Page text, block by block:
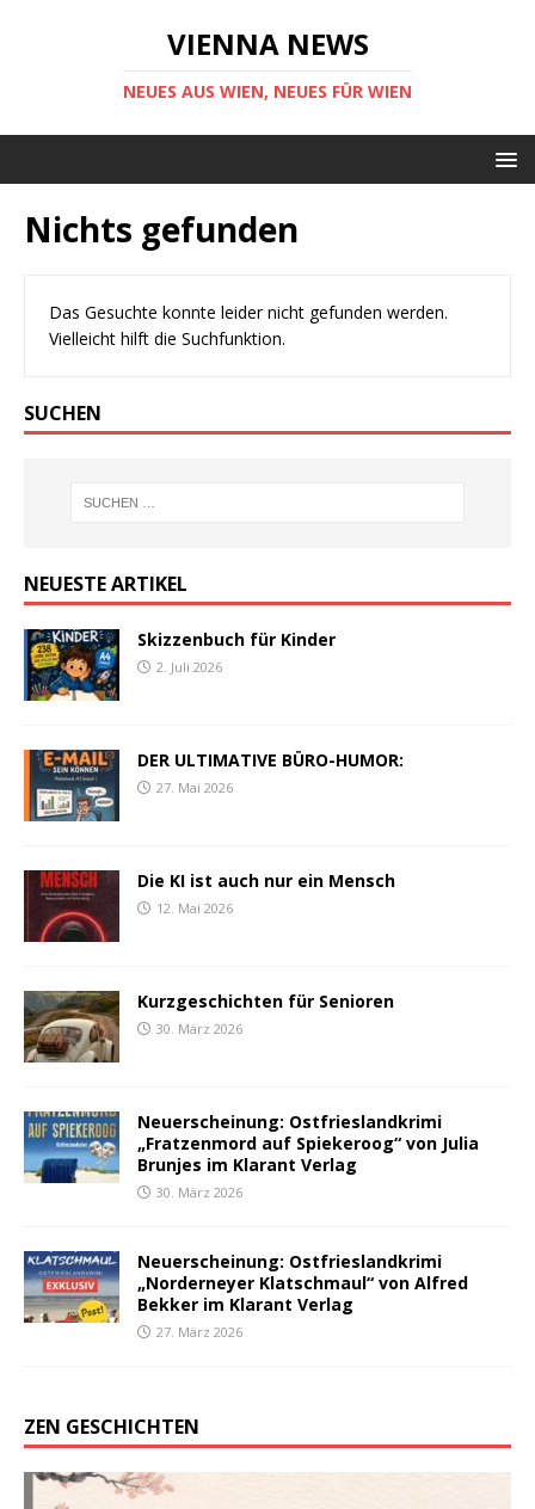
VIENNA NEWS
NEUES AUS WIEN, NEUES FÜR WIEN
Nichts gefunden
Das Gesuchte konnte leider nicht gefunden werden.
Vielleicht hilft die Suchfunktion.
SUCHEN
NEUESTE ARTIKEL
Skizzenbuch für Kinder
2. Juli 2026
DER ULTIMATIVE BÜRO-HUMOR:
27. Mai 2026
Die KI ist auch nur ein Mensch
12. Mai 2026
Kurzgeschichten für Senioren
30. März 2026
Neuerscheinung: Ostfrieslandkrimi
„Fratzenmord auf Spiekeroog“ von Julia
Brunjes im Klarant Verlag
30. März 2026
Neuerscheinung: Ostfrieslandkrimi
„Norderneyer Klatschmaul“ von Alfred
Bekker im Klarant Verlag
27. März 2026
ZEN GESCHICHTEN